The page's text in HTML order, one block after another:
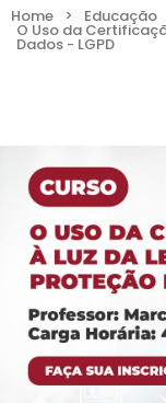
Home > Educação
O Uso da
Dados - LGPD